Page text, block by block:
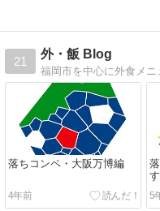
21
外・飯 Blog
落ちコンペ・大阪万博編
4年前
す
5